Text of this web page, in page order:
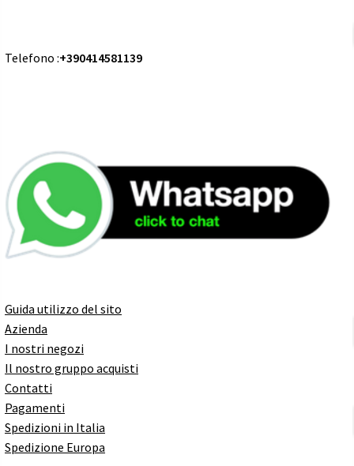
Telefono :+390414581139
Guida utilizzo del sito
Azienda
I nostri negozi
Il nostro gruppo acquisti
Contatti
Pagamenti
Spedizioni in Italia
Spedizione Europa